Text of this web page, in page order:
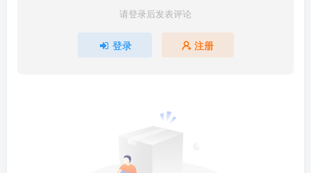
请登录后发表评论
登录 注册